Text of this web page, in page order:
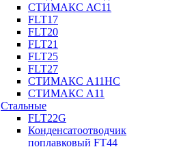
СТИМАКС АС11
FLT17
FLT20
FLT21
FLT25
FLT27
СТИМАКС А11HC
СТИМАКС А11
Стальные
FLT22G
Конденсатоотводчик
поплавковый FT44